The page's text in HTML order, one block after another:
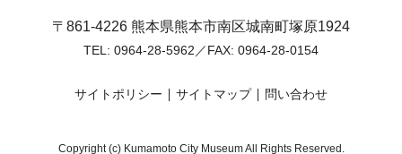
〒861-4226 熊本県熊本市南区城南町塚原1924
TEL: 0964-28-5962 ／FAX: 0964-28-0154
サイトポリシー サイトマップ 問い合わせ
Copyright (c) Kumamoto City Museum All Rights Reserved.